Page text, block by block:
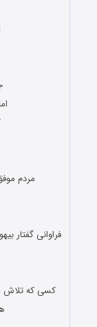
مردم
فراوانی
کسی که تلاش